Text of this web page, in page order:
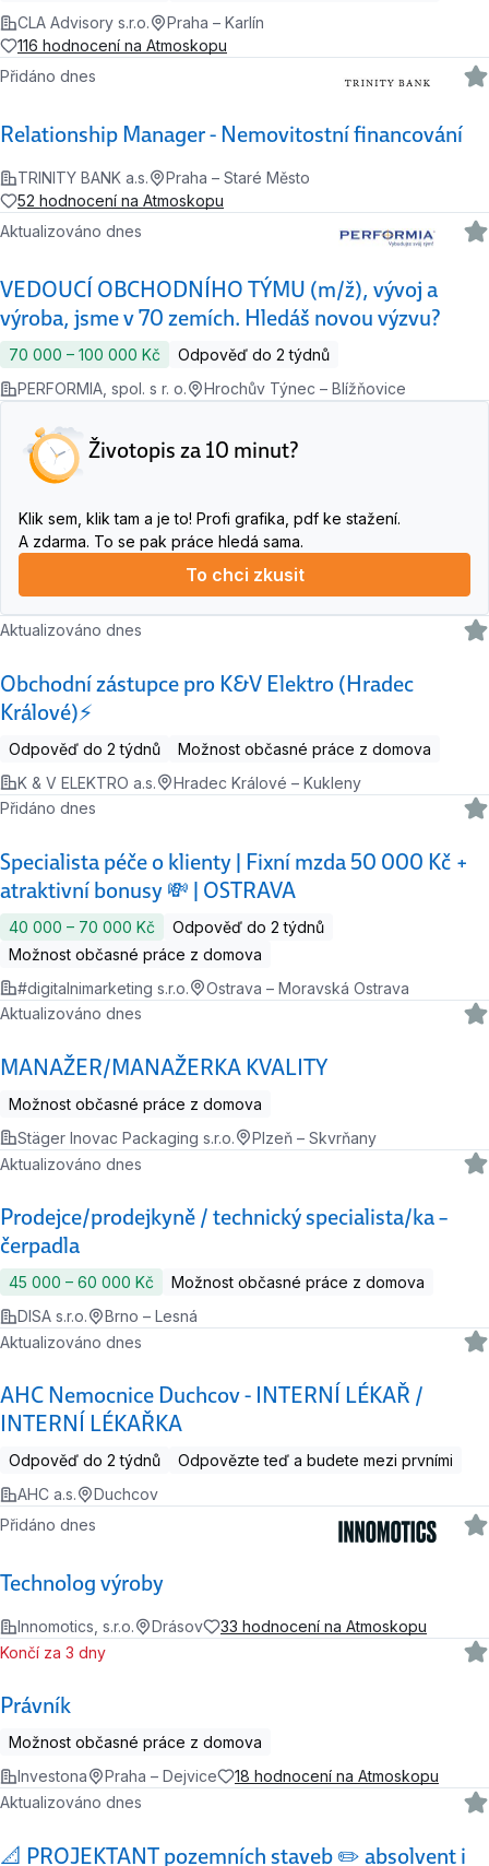
CLA Advisory s.r.o.
Praha – Karlín
116 hodnocení na Atmoskopu
Relationship Manager - Nemovitostní financování
Přidáno dnes
TRINITY BANK a.s.
Praha – Staré Město
52 hodnocení na Atmoskopu
VEDOUCÍ OBCHODNÍHO TÝMU (m/ž), vývoj a
výroba, jsme v 70 zemích. Hledáš novou výzvu?
Aktualizováno dnes
70 000 ‍–‍ 100 000 Kč
Odpověď do 2 týdnů
PERFORMIA, spol. s r. o.
Hrochův Týnec – Blížňovice
Životopis za 10 minut?
Klik sem, klik tam a je to! Profi grafika, pdf ke stažení.
A zdarma. To se pak práce hledá sama.
To chci zkusit
Obchodní zástupce pro K&V Elektro (Hradec
Králové)⚡
Aktualizováno dnes
Odpověď do 2 týdnů
Možnost občasné práce z domova
K & V ELEKTRO a.s.
Hradec Králové – Kukleny
Specialista péče o klienty | Fixní mzda 50 000 Kč +
atraktivní bonusy 💸 | OSTRAVA
Přidáno dnes
40 000 ‍–‍ 70 000 Kč
Odpověď do 2 týdnů
Možnost občasné práce z domova
#digitalnimarketing s.r.o.
Ostrava – Moravská Ostrava
MANAŽER/MANAŽERKA KVALITY
Aktualizováno dnes
Možnost občasné práce z domova
Stäger Inovac Packaging s.r.o.
Plzeň – Skvrňany
Prodejce/prodejkyně / technický specialista/ka –
čerpadla
Aktualizováno dnes
45 000 ‍–‍ 60 000 Kč
Možnost občasné práce z domova
DISA s.r.o.
Brno – Lesná
AHC Nemocnice Duchcov - INTERNÍ LÉKAŘ /
INTERNÍ LÉKAŘKA
Aktualizováno dnes
Odpověď do 2 týdnů
Odpovězte teď a budete mezi prvními
AHC a.s.
Duchcov
Technolog výroby
Přidáno dnes
Innomotics, s.r.o. Drásov 33 hodnocení na Atmoskopu
Právník
Končí za 3 dny
Možnost občasné práce z domova
Investona
Praha – Dejvice 18 hodnocení na Atmoskopu
📐 PROJEKTANT pozemních staveb ✏️ absolvent i
Aktualizováno dnes